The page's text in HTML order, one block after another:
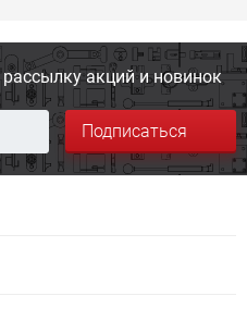
рассылку акций и новинок
Подписаться